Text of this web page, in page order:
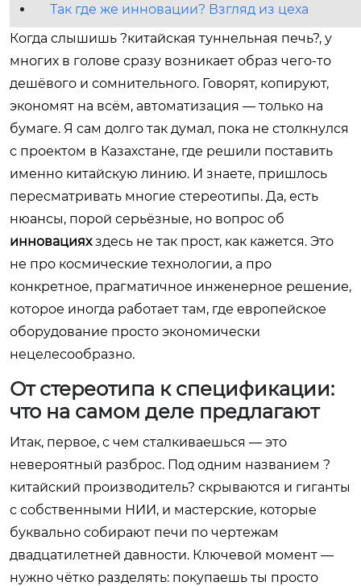
Так где же инновации? Взгляд из цеха
Когда слышишь ?китайская туннельная печь?, у
многих в голове сразу возникает образ чего-то
дешёвого и сомнительного. Говорят, копируют,
экономят на всём, автоматизация — только на
бумаге. Я сам долго так думал, пока не столкнулся
с проектом в Казахстане, где решили поставить
именно китайскую линию. И знаете, пришлось
пересматривать многие стереотипы. Да, есть
нюансы, порой серьёзные, но вопрос об
инновацияхздесь не так прост, как кажется. Это
не про космические технологии, а про
конкретное, прагматичное инженерное решение,
которое иногда работает там, где европейское
оборудование просто экономически
нецелесообразно.
От стереотипа к спецификации:
что на самом деле предлагают
Итак, первое, с чем сталкиваешься — это
невероятный разброс. Под одним названием ?
китайский производитель? скрываются и гиганты
с собственными НИИ, и мастерские, которые
буквально собирают печи по чертежам
двадцатилетней давности. Ключевой момент —
нужно чётко разделять: покупаешь ты просто